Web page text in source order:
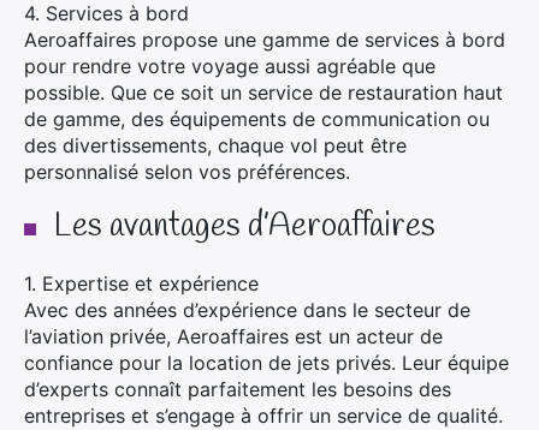
4. Services à bord
Aeroaffaires propose une gamme de services à bord
pour rendre votre voyage aussi agréable que
possible. Que ce soit un service de restauration haut
de gamme, des équipements de communication ou
des divertissements, chaque vol peut être
personnalisé selon vos préférences.
Les avantages d’Aeroaffaires
1. Expertise et expérience
Avec des années d’expérience dans le secteur de
l’aviation privée, Aeroaffaires est un acteur de
confiance pour la location de jets privés. Leur équipe
d’experts connaît parfaitement les besoins des
entreprises et s’engage à offrir un service de qualité.